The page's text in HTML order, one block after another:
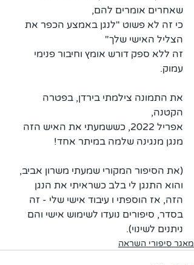
שאחרים אומרים להם,
כי זה לא פשוט "לנגן באמצע הכפר את
הצליל האישי שלך"
זה ללא ספק דורש אומץ וחיבור פנימי
עמוק.
את התמונה צילמתי בירדן, בפטרה
הקטנה,
אפריל 2022, כששמעתי את האיש הזה
מנגן מנגינה שלמה במיתר אחד!
(את הסיפור המקורי שמעתי משרון אביב,
והוא התנגן לי בלב כשראיתי את הנגן
הזה, אז הוספתי ו עיבוד אישי שלי - זה
בסדר, סיפורים נועדו לשימוש אישי והם
ניתנים לשינוי).
מאגר סיפורי השראה